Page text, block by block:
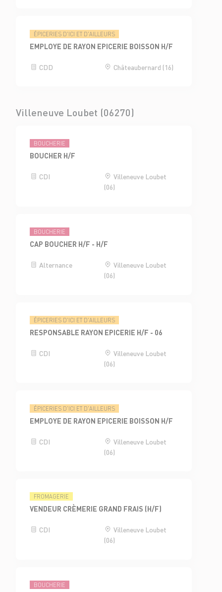
ÉPICERIES D'ICI ET D'AILLEURS
EMPLOYE DE RAYON EPICERIE BOISSON H/F
CDD Châteaubernard (16)
Villeneuve Loubet (06270)
BOUCHERIE
BOUCHER H/F
CDI
Villeneuve Loubet
(06)
BOUCHERIE
CAP BOUCHER H/F - H/F
Alternance
Villeneuve Loubet
(06)
ÉPICERIES D'ICI ET D'AILLEURS
RESPONSABLE RAYON EPICERIE H/F - 06
CDI
Villeneuve Loubet
(06)
ÉPICERIES D'ICI ET D'AILLEURS
EMPLOYE DE RAYON EPICERIE BOISSON H/F
CDI
Villeneuve Loubet
(06)
FROMAGERIE
VENDEUR CRÈMERIE GRAND FRAIS (H/F)
CDI
Villeneuve Loubet
(06)
BOUCHERIE